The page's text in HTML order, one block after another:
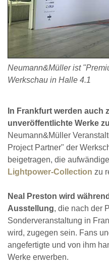
Neumann&Müller ist
Werkschau in Halle 4.1
In Frankfurt werden auch
unveröffentlichte Werke
Neumann&Müller
Project Partner" der
beigetragen, die
Lightpower-Collection zu
Neal Preston wird
Ausstellung, die nach der
Sonderveranstaltung in
wird, zugegen sein. Fans
angefertigte und von ihm
Werke erwerben.